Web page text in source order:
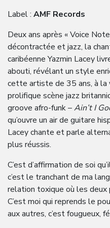
Label : AMF Records
Deux ans après « Voice
décontractée et jazz, la
caribéenne Yazmin Lacey
abouti, révélant un style
cette artiste de 35 ans, à la
prolifique scène jazz
groove afro-funk –Ain’t I
qu’ouvre un air de guitare
Lacey chante et parle
plus réussis.
C’est d’affirmation de soi
c’est le tranchant de ma
relation toxique où les deux
C’est moi qui reprends le
aux autres, c’est fougueux,